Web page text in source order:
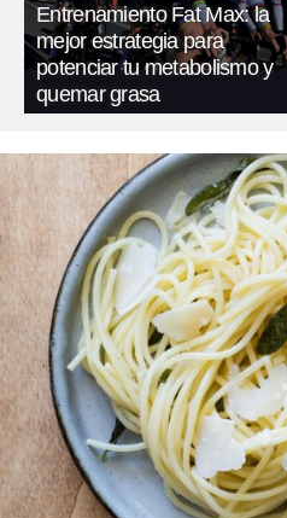
Entrenamiento Fat Max: la
mejor estrategia para
potenciar tu metabolismo y
quemar grasa